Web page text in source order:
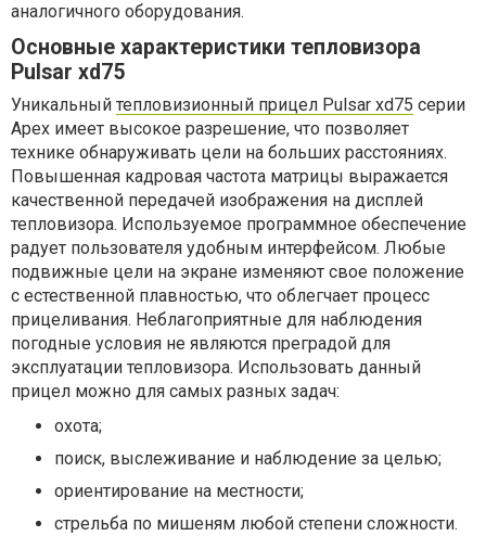
аналогичного оборудования.
Основные характеристики тепловизора
Pulsar xd75
Уникальный тепловизионный прицел Pulsar xd75 серии
Apex имеет высокое разрешение, что позволяет
технике обнаруживать цели на больших расстояниях.
Повышенная кадровая частота матрицы выражается
качественной передачей изображения на дисплей
тепловизора. Используемое программное обеспечение
радует пользователя удобным интерфейсом. Любые
подвижные цели на экране изменяют свое положение
с естественной плавностью, что облегчает процесс
прицеливания. Неблагоприятные для наблюдения
погодные условия не являются преградой для
эксплуатации тепловизора. Использовать данный
прицел можно для самых разных задач:
охота;
поиск, выслеживание и наблюдение за целью;
ориентирование на местности;
стрельба по мишеням любой степени сложности.